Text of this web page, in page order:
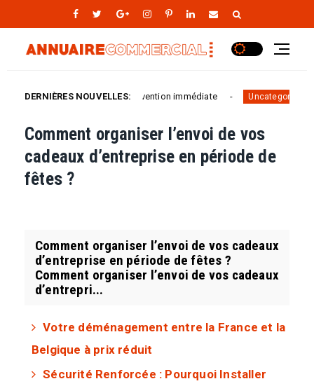
DERNIÈRES NOUVELLES:
de Bruxelles : intervention immédiate Uncategorized Installer une
Comment organiser l’envoi de vos
cadeaux d’entreprise en période de
fêtes ?
Comment organiser l’envoi de vos cadeaux
d’entreprise en période de fêtes ?
Comment organiser l’envoi de vos cadeaux
d’entrepri...
Votre déménagement entre la France et la
Belgique à prix réduit
Sécurité Renforcée : Pourquoi Installer